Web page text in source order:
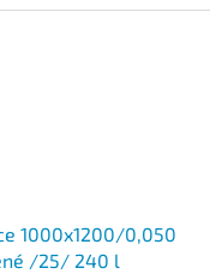
1000x1200/0,050
zelené /25/ 240 l